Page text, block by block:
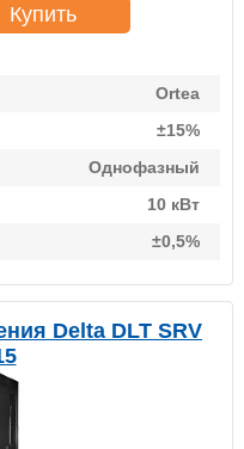
Ortea
±15%
Однофазный
10 кВт
±0,5%
Купить
Delta DLT SRV